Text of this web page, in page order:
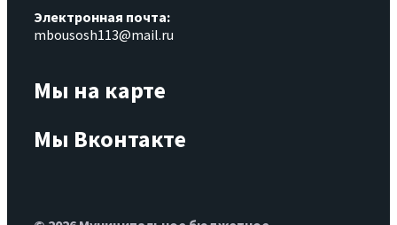
Электронная почта:
mbousosh113@mail.ru
Мы на карте
Мы Вконтакте